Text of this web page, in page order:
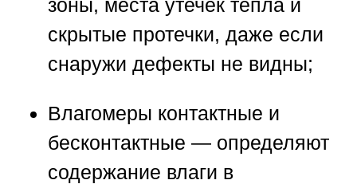
зоны, места утечек тепла и
скрытые протечки, даже если
снаружи дефекты не видны;
Влагомеры контактные и
бесконтактные — определяют
содержание влаги в